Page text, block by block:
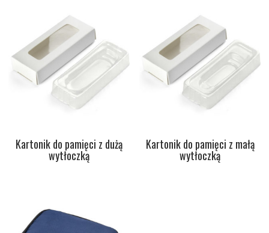
Kartonik do pamięci z dużą
wytłoczką
Kartonik do pamięci z małą
wytłoczką